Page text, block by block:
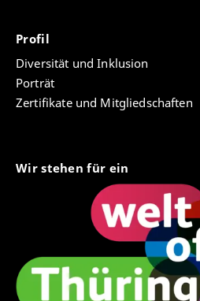
Profil
Diversität und Inklusion
Porträt
Zertifikate und Mitgliedschaften
Wir stehen für ein